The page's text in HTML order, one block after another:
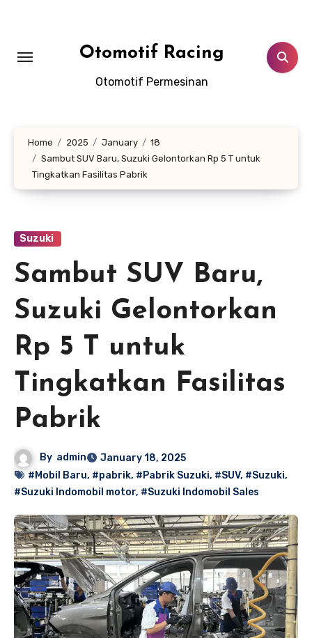
Otomotif Racing
Otomotif Permesinan
Home 2025 January
18
Sambut SUV Baru, Suzuki Gelontorkan Rp 5 T untuk
Tingkatkan Fasilitas Pabrik
Suzuki
Sambut SUV Baru,
Suzuki Gelontorkan
Rp 5 T untuk
Tingkatkan Fasilitas
Pabrik
By admin
January 18, 2025
#Mobil Baru, #pabrik, #Pabrik Suzuki, #SUV, #Suzuki,
#Suzuki Indomobil motor, #Suzuki Indomobil Sales